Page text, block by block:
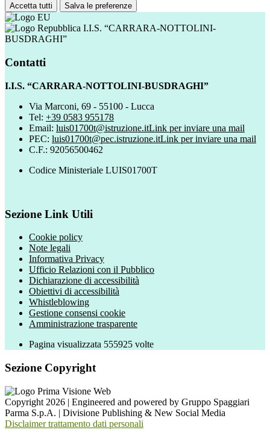
Accetta tutti Salva le preferenze
I.I.S. “CARRARA-NOTTOLINI-
BUSDRAGHI”
Contatti
I.I.S. “CARRARA-NOTTOLINI-BUSDRAGHI”
Via Marconi, 69 - 55100 - Lucca
Tel: +39 0583 955178
Email: luis01700t@istruzione.itLink per inviare una mail
PEC: luis01700t@pec.istruzione.itLink per inviare una mail
C.F.: 92056500462
Codice Ministeriale LUIS01700T
Sezione Link Utili
Cookie policy
Note legali
Informativa Privacy
Ufficio Relazioni con il Pubblico
Dichiarazione di accessibilità
Obiettivi di accessibilità
Whistleblowing
Gestione consensi cookie
Amministrazione trasparente
Pagina visualizzata 555925 volte
Sezione Copyright
Copyright 2026 | Engineered and powered by Gruppo Spaggiari
Parma S.p.A. | Divisione Publishing & New Social Media
Disclaimer trattamento dati personali